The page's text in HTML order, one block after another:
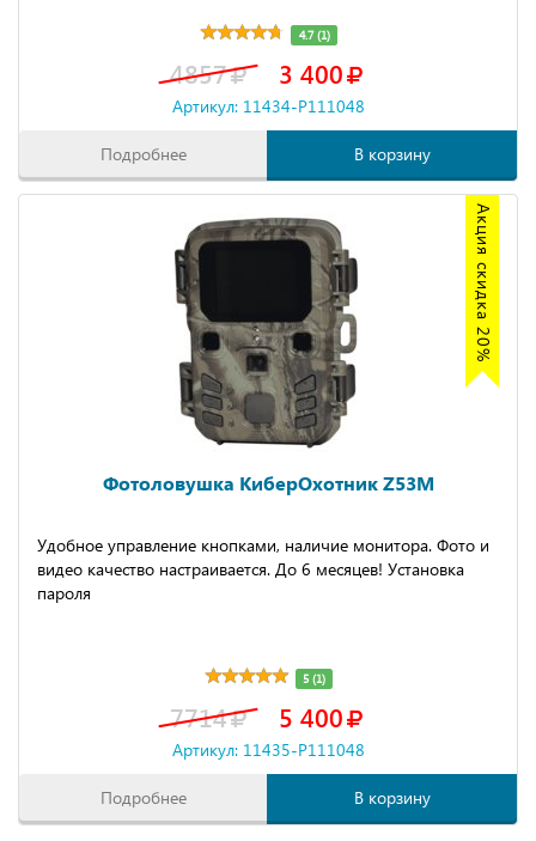
4.7 (1)
4857 3 400
Артикул: 11434-P111048
Подробнее В корзину
Акция скидка 20%
Фотоловушка КиберОхотник Z53M
Удобное управление кнопками, наличие монитора. Фото и
видео качество настраивается. До 6 месяцев! Установка
пароля
5 (1)
7714 5 400
Артикул: 11435-P111048
Подробнее В корзину